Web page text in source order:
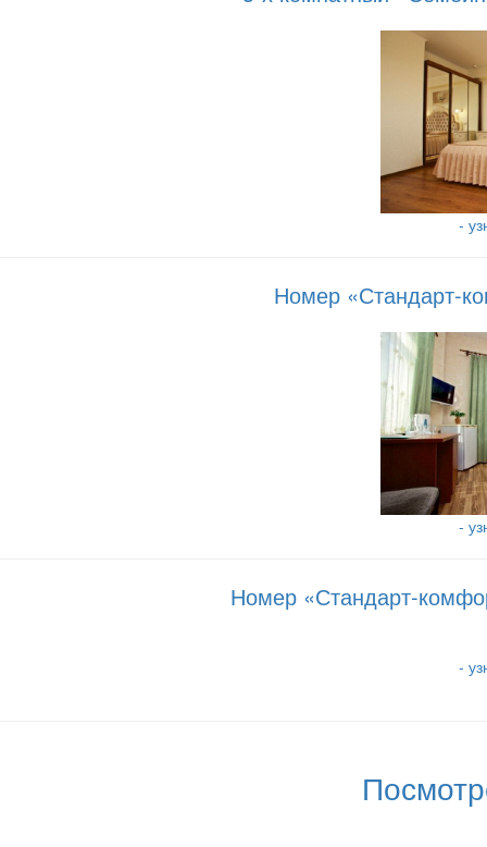
-
Номер «Стандарт-
-
Номер «Стандарт-
-